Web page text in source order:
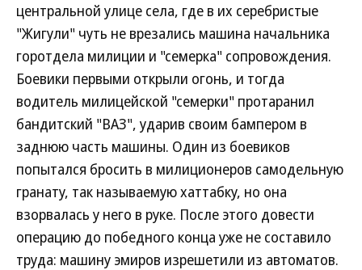
центральной улице села, где в их серебристые
"Жигули" чуть не врезались машина начальника
горотдела милиции и "семерка" сопровождения.
Боевики первыми открыли огонь, и тогда
водитель милицейской "семерки" протаранил
бандитский "ВАЗ", ударив своим бампером в
заднюю часть машины. Один из боевиков
попытался бросить в милиционеров самодельную
гранату, так называемую хаттабку, но она
взорвалась у него в руке. После этого довести
операцию до победного конца уже не составило
труда: машину эмиров изрешетили из автоматов.